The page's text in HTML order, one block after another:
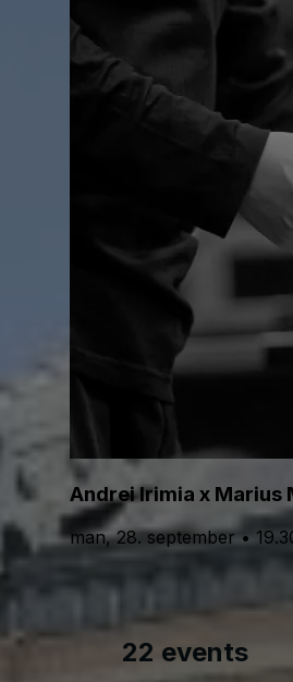
Andrei Irimia x Marius
man, 28. september •
22 events